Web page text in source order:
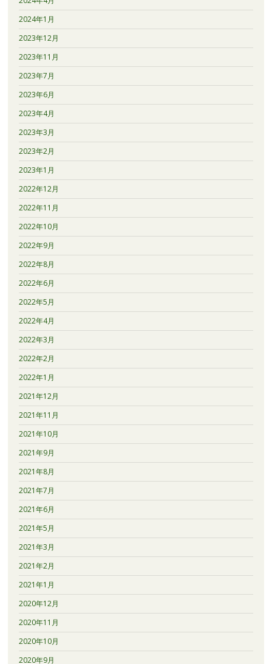
2024年1月
2023年12月
2023年11月
2023年7月
2023年6月
2023年4月
2023年3月
2023年2月
2023年1月
2022年12月
2022年11月
2022年10月
2022年9月
2022年8月
2022年6月
2022年5月
2022年4月
2022年3月
2022年2月
2022年1月
2021年12月
2021年11月
2021年10月
2021年9月
2021年8月
2021年7月
2021年6月
2021年5月
2021年3月
2021年2月
2021年1月
2020年12月
2020年11月
2020年10月
2020年9月